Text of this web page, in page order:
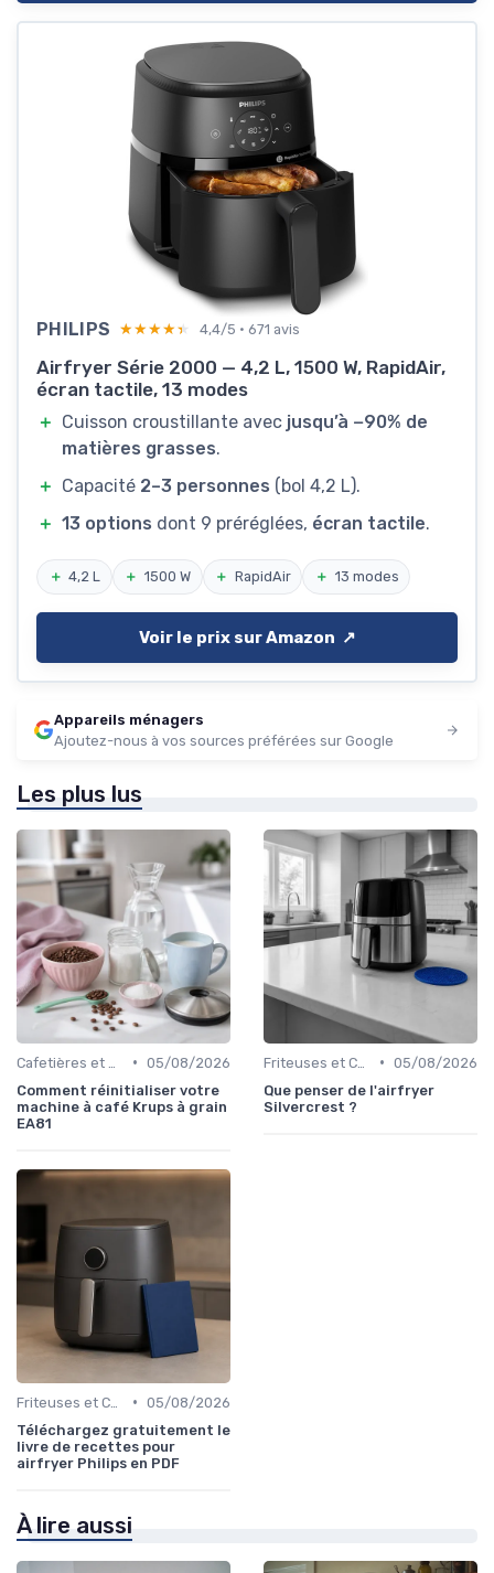
PHILIPS ★★★★★
★★★★★ 4,4/5 · 671 avis
Airfryer Série 2000 — 4,2 L, 1500 W, RapidAir,
écran tactile, 13 modes
＋ Cuisson croustillante avec jusqu’à −90% de
matières grasses.
＋ Capacité 2–3 personnes (bol 4,2 L).
＋ 13 options dont 9 préréglées, écran tactile.
＋ 4,2 L ＋ 1500 W ＋ RapidAir ＋ 13 modes
Voir le prix sur Amazon ↗️
Appareils ménagers
Ajoutez-nous à vos sources préférées sur Google
Les plus lus
• 05/08/2026
Comment réinitialiser votre
machine à café Krups à grain
EA81
• 05/08/2026
Que penser de l'airfryer
Silvercrest ?
• 05/08/2026
Téléchargez gratuitement le
livre de recettes pour
airfryer Philips en PDF
À lire aussi